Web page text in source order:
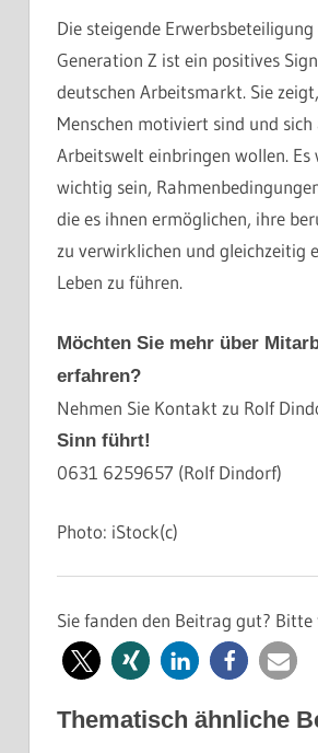
Die steigende Erwerbsbeteiligung
Generation Z ist ein positives
deutschen Arbeitsmarkt. Sie
Menschen motiviert sind und
Arbeitswelt einbringen wollen. Es
wichtig sein,
die es ihnen ermöglichen, ihre
zu verwirklichen und gleichzeitig
Leben zu führen.
Möchten Sie mehr über
erfahren?
Nehmen Sie Kontakt zu Rolf
Sinn führt!
0631 6259657 (Rolf Dindorf)
Photo: iStock(c)
Sie fanden den Beitrag gut? Bitte
Thematisch ähnliche